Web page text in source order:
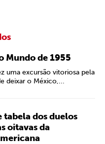
Mundo de 1955
uma excursão vitoriosa pela
deixar o México,...
tabela dos duelos
oitavas da